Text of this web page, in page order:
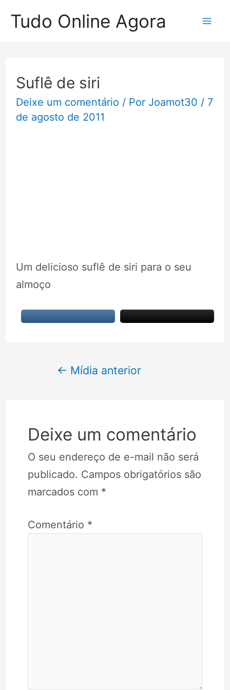
paraTudo Online Agora
Suflê de siri
Deixe um comentário / Por Joamot30 / 7
de agosto de 2011
Um delicioso suflê de siri para o seu
almoço
Navegação
← Mídia anterior
Deixe um comentário
O seu endereço de e-mail não será
publicado. Campos obrigatórios são
marcados com *
Comentário *